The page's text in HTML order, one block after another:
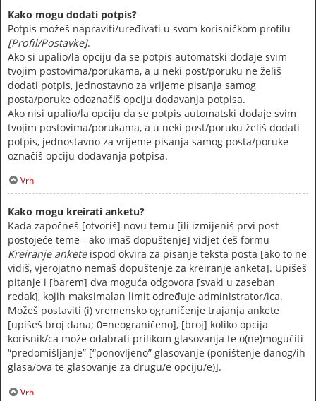
Kako mogu dodati potpis?
Potpis možeš napraviti/uređivati u svom korisničkom profilu
[Profil/Postavke].
Ako si upalio/la opciju da se potpis automatski dodaje svim
tvojim postovima/porukama, a u neki post/poruku ne želiš
dodati potpis, jednostavno za vrijeme pisanja samog
posta/poruke odoznačiš opciju dodavanja potpisa.
Ako nisi upalio/la opciju da se potpis automatski dodaje svim
tvojim postovima/porukama, a u neki post/poruku želiš dodati
potpis, jednostavno za vrijeme pisanja samog posta/poruke
označiš opciju dodavanja potpisa.
Vrh
Kako mogu kreirati anketu?
Kada započneš [otvoriš] novu temu [ili izmijeniš prvi post
postojeće teme - ako imaš dopuštenje] vidjet ćeš formu
Kreiranje anketeispod okvira za pisanje teksta posta [ako to ne
vidiš, vjerojatno nemaš dopuštenje za kreiranje anketa]. Upišeš
pitanje i [barem] dva moguća odgovora [svaki u zaseban
redak], kojih maksimalan limit određuje administrator/ica.
Možeš postaviti (i) vremensko ograničenje trajanja ankete
[upišeš broj dana; 0=neograničeno], [broj] koliko opcija
korisnik/ca može odabrati prilikom glasovanja te o(ne)mogućiti
“predomišljanje” [“ponovljeno” glasovanje (poništenje danog/ih
glasa/ova te glasovanje za drugu/e opciju/e)].
Vrh